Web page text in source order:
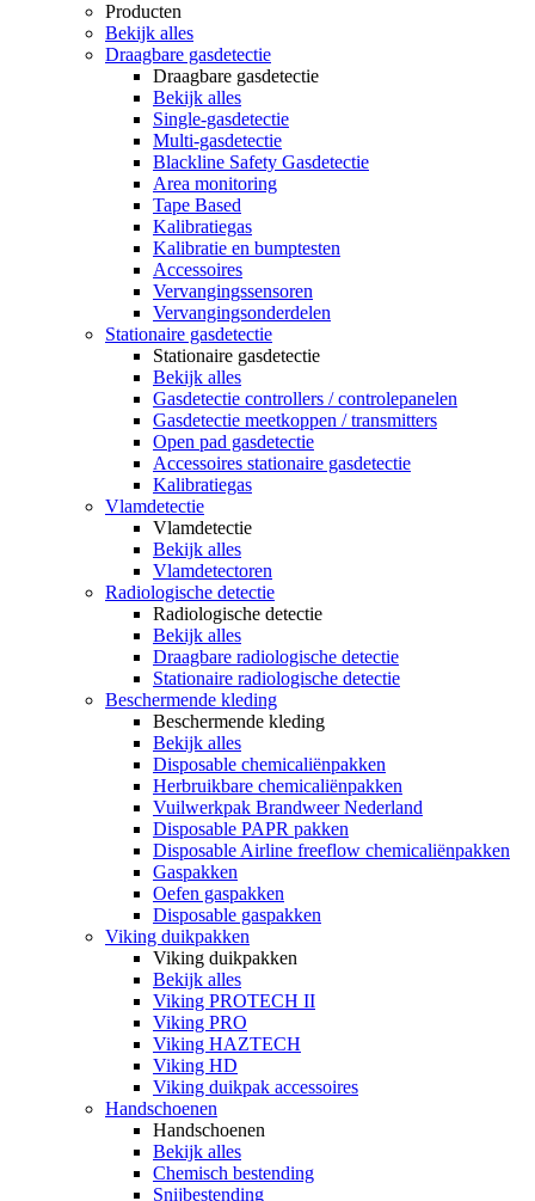
Producten
Bekijk alles
Draagbare gasdetectie
Draagbare gasdetectie
Bekijk alles
Single-gasdetectie
Multi-gasdetectie
Blackline Safety Gasdetectie
Area monitoring
Tape Based
Kalibratiegas
Kalibratie en bumptesten
Accessoires
Vervangingssensoren
Vervangingsonderdelen
Stationaire gasdetectie
Stationaire gasdetectie
Bekijk alles
Gasdetectie controllers / controlepanelen
Gasdetectie meetkoppen / transmitters
Open pad gasdetectie
Accessoires stationaire gasdetectie
Kalibratiegas
Vlamdetectie
Vlamdetectie
Bekijk alles
Vlamdetectoren
Radiologische detectie
Radiologische detectie
Bekijk alles
Draagbare radiologische detectie
Stationaire radiologische detectie
Beschermende kleding
Beschermende kleding
Bekijk alles
Disposable chemicaliënpakken
Herbruikbare chemicaliënpakken
Vuilwerkpak Brandweer Nederland
Disposable PAPR pakken
Disposable Airline freeflow chemicaliënpakken
Gaspakken
Oefen gaspakken
Disposable gaspakken
Viking duikpakken
Viking duikpakken
Bekijk alles
Viking PROTECH II
Viking PRO
Viking HAZTECH
Viking HD
Viking duikpak accessoires
Handschoenen
Handschoenen
Bekijk alles
Chemisch bestending
Snijbestending